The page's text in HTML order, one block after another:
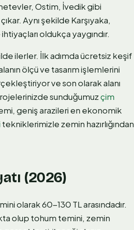
Ostim, İvedik gibi
Aynı şekilde Karşıyaka,
oldukça yaygındır.
ilerler. İlk adımda ücretsiz keşif
ölçü ve tasarım işlemlerini
ve son olarak alanı
sunduğumuzçim
geniş arazileri en ekonomik
tekniklerimizle zemin hazırlığından
(2026)
olarak 60-130 TL arasındadır.
olup tohum temini, zemin